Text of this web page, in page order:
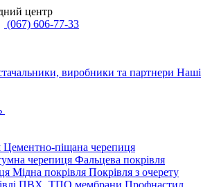
центр
(067) 606-77-33
виробники та партнери Наші
Цементно-піщана черепиця
черепиця Фальцева покрівля
Мідна покрівля Покрівля з очерету
ПВХ, ТПО мембрани Профнастил